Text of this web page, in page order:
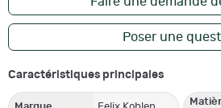
Poser une
Caractéristiques principales